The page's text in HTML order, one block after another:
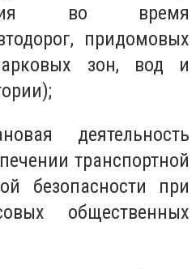
во время
придомовых
зон, вод и
деятельность
транспортной
безопасности при
общественных